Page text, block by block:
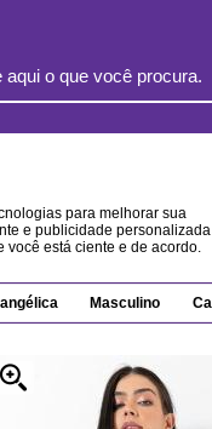
para melhorar sua
e publicidade personalizada
você está ciente e de acordo.
Masculino